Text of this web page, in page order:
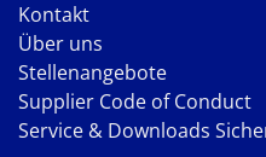
Kontakt
Über uns
Stellenangebote
Supplier Code of Conduct
Service & Downloads